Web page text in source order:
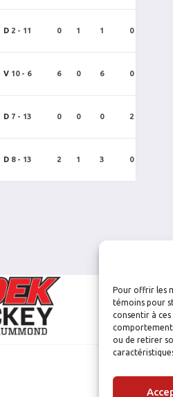
Pour offrir les
témoins pour
consentir à
comportement
ou de retirer
D 2 - 11 0 1 1 0
V 10 - 6 6 0 6 0
D 7 - 13 0 0 0 2
D 8 - 13 2 1 3 0